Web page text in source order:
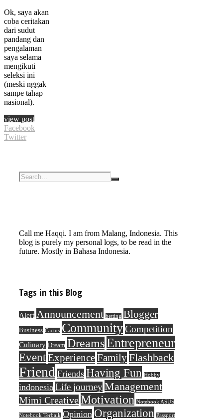
Ok, saya akan
coba ceritakan
dari sudut
pandang dan
pengalaman
saya selama
mengikuti
seleksi ini
(meski nggak
sampe tahap
nasional).
view post
Facebook
Twitter
Call me Haqqi. I am from Malang, Indonesia. This
blog is purely my personal logs, to be read in the
future. Mostly in Bahasa Indonesia.
Tags in this Blog
Alert Announcement betting Blogger
Business Cactus CommunityCompetition
Culinary Dream DreamsEntrepreneur
EventExperienceFamilyFlashback
Friend Friends Having Fun Hobby
indonesia Life journeyManagement
Mimi CreativeMotivation Notebook ASUS
Notebook Terbaik Opinion Organization Passport